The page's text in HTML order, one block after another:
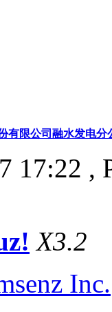
有限公司融水发电分
17:22 ,
X3.2
Inc.